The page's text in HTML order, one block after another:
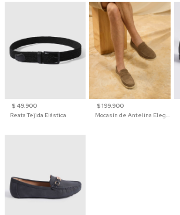
$ 49.900
Reata Tejida Elástica
$ 199.900
Mocasín de Antelina Elegante con Suela de Contraste Para Hombre